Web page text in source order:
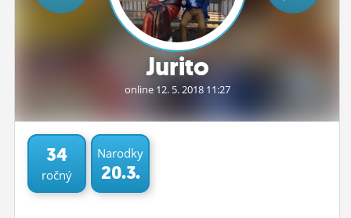
STATUSY
ĽUDIA
MÔJ PROFIL
NASTAVENIA
Jurito
online 12. 5.2018 11:27
34
ročný
Narodky
20.3.